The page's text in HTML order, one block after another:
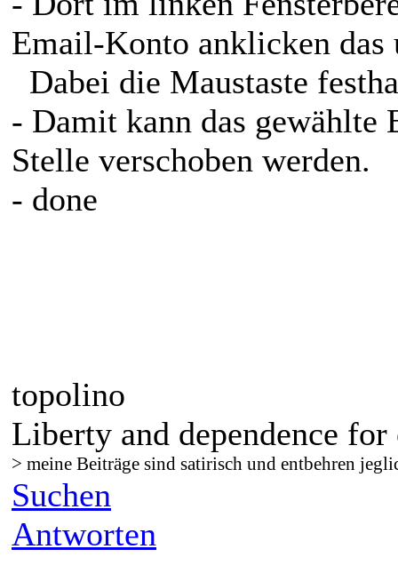
Email-Konto anklicken
Dabei die Maustaste
- Damit kann das gewählte
Stelle verschoben werden.
- done
topolino
Liberty and dependence for
> meine Beiträge sind satirisch und entbehren
Suchen
Antworten